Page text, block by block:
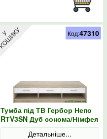
Тумба під ТВ Гербор Непо
RТV3SN Дуб сонома/Німфея
альба
Детальніше...
Код:47310